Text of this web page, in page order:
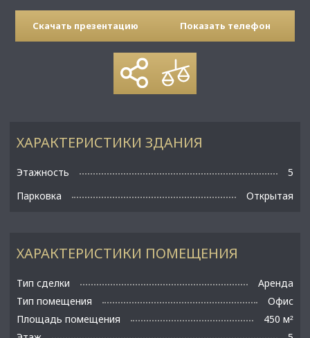
Скачать презентацию Показать телефон
ХАРАКТЕРИСТИКИ ПОМЕЩЕНИЯ
Тип сделки
Аренда
Тип помещения
Офис
Площадь помещения
450 м²
ХАРАКТЕРИСТИКИ ЗДАНИЯ
Этажность
5
Парковка
Открытая